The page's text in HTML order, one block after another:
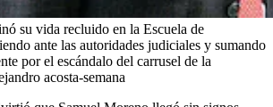
su vida recluido en la Escuela de
ante las autoridades judiciales y sumando
por el escándalo del carrusel de la
acosta-semana